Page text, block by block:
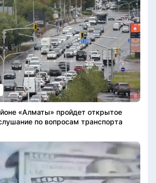
«Алматы» пройдет открытое
по вопросам транспорта